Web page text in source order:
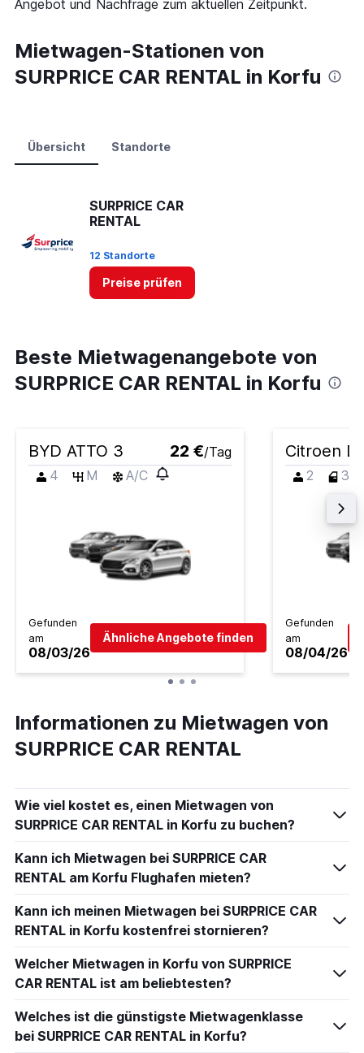
Range:
to
75.
Angebot und Nachfrage zum aktuellen Zeitpunkt.
Mietwagen-Stationen von
SURPRICE CAR RENTAL in Korfu
Übersicht Standorte
SURPRICE CAR
RENTAL
12 Standorte
Preise prüfen
Beste Mietwagenangebote von
SURPRICE CAR RENTAL in Korfu
BYD ATTO 3 22 €/Tag
4
M A/C
Gefunden
am
08/03/26
Ähnliche Angebote finden
Citroen
2 3
Gefunden
am
08/04/26
Informationen zu Mietwagen von
SURPRICE CAR RENTAL
Wie viel kostet es, einen Mietwagen von
SURPRICE CAR RENTAL in Korfu zu buchen?
Kann ich Mietwagen bei SURPRICE CAR
RENTAL am Korfu Flughafen mieten?
Kann ich meinen Mietwagen bei SURPRICE CAR
RENTAL in Korfu kostenfrei stornieren?
Welcher Mietwagen in Korfu von SURPRICE
CAR RENTAL ist am beliebtesten?
Welches ist die günstigste Mietwagenklasse
bei SURPRICE CAR RENTAL in Korfu?